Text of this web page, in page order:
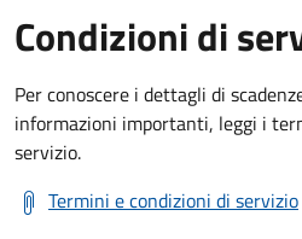
Condizioni di
Per conoscere i dettagli di
informazioni importanti, leggi i
servizio.
Termini e condizioni di servizio